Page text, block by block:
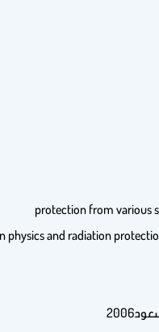
and radiation